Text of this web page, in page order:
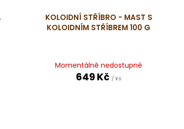
KOLOIDNÍ STŘÍBRO - MAST S
KOLOIDNÍM STŘÍBREM 100 G
Momentálně nedostupné
649 Kč / ks